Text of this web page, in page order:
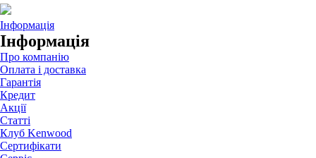
Інформація
Інформація
Про компанію
Оплата і доставка
Гарантія
Кредит
Акції
Статті
Клуб Kenwood
Сертифікати